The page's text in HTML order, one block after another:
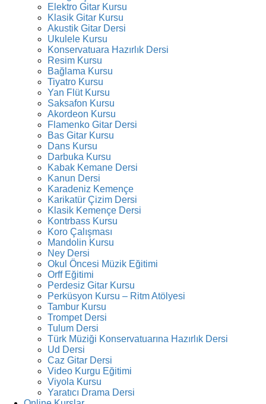
Elektro Gitar Kursu
Klasik Gitar Kursu
Akustik Gitar Dersi
Ukulele Kursu
Konservatuara Hazırlık Dersi
Resim Kursu
Bağlama Kursu
Tiyatro Kursu
Yan Flüt Kursu
Saksafon Kursu
Akordeon Kursu
Flamenko Gitar Dersi
Bas Gitar Kursu
Dans Kursu
Darbuka Kursu
Kabak Kemane Dersi
Kanun Dersi
Karadeniz Kemençe
Karikatür Çizim Dersi
Klasik Kemençe Dersi
Kontrbass Kursu
Koro Çalışması
Mandolin Kursu
Ney Dersi
Okul Öncesi Müzik Eğitimi
Orff Eğitimi
Perdesiz Gitar Kursu
Perküsyon Kursu – Ritm Atölyesi
Tambur Kursu
Trompet Dersi
Tulum Dersi
Türk Müziği Konservatuarına Hazırlık Dersi
Ud Dersi
Caz Gitar Dersi
Video Kurgu Eğitimi
Viyola Kursu
Yaratıcı Drama Dersi